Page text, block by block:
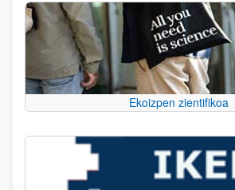
Ekoizpen zientifikoa